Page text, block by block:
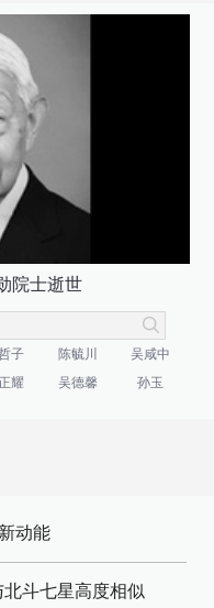
院士逝世
子 陈毓川
吴咸中
耀 吴德馨 孙玉
动能
斗七星高度相似